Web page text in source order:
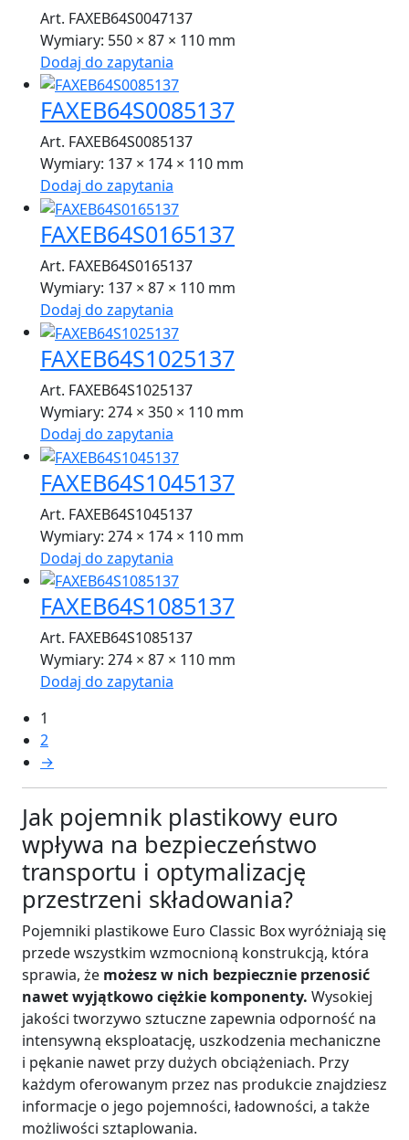
Art. FAXEB64S0047137
Wymiary: 550 × 87 × 110 mm
Dodaj do zapytania
FAXEB64S0085137
Art. FAXEB64S0085137
Wymiary: 137 × 174 × 110 mm
Dodaj do zapytania
FAXEB64S0165137
Art. FAXEB64S0165137
Wymiary: 137 × 87 × 110 mm
Dodaj do zapytania
FAXEB64S1025137
Art. FAXEB64S1025137
Wymiary: 274 × 350 × 110 mm
Dodaj do zapytania
FAXEB64S1045137
Art. FAXEB64S1045137
Wymiary: 274 × 174 × 110 mm
Dodaj do zapytania
FAXEB64S1085137
Art. FAXEB64S1085137
Wymiary: 274 × 87 × 110 mm
Dodaj do zapytania
1
2
→
Jak pojemnik plastikowy euro
wpływa na bezpieczeństwo
transportu i optymalizację
przestrzeni składowania?
Pojemniki plastikowe Euro Classic Box wyróżniają się
przede wszystkim wzmocnioną konstrukcją, która
sprawia, że możesz w nich bezpiecznie przenosić
nawet wyjątkowo ciężkie komponenty. Wysokiej
jakości tworzywo sztuczne zapewnia odporność na
intensywną eksploatację, uszkodzenia mechaniczne
i pękanie nawet przy dużych obciążeniach. Przy
każdym oferowanym przez nas produkcie znajdziesz
informacje o jego pojemności, ładowności, a także
możliwości sztaplowania.